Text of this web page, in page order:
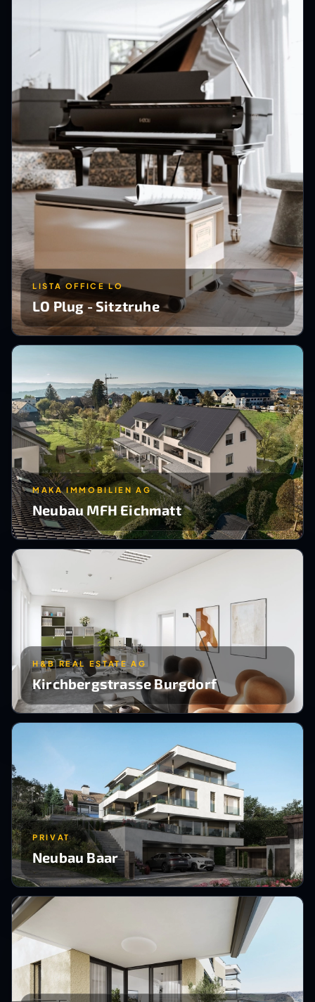
LISTA OFFICE LO
LO Plug - Sitztruhe
MAKA IMMOBILIEN AG
Neubau MFH Eichmatt
H&B REAL ESTATE AG
Kirchbergstrasse Burgdorf
PRIVAT
Neubau Baar